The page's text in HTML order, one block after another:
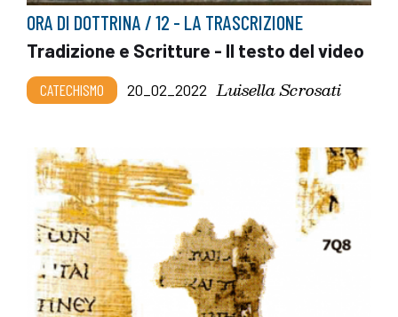
ORA DI DOTTRINA / 12 - LA TRASCRIZIONE
Tradizione e Scritture - Il testo del video
CATECHISMO 20_02_2022 Luisella Scrosati